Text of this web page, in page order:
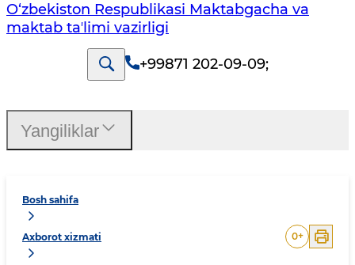
O‘zbekiston Respublikasi Maktabgacha va
maktab taʼlimi vazirligi
+99871 202-09-09;
Bosh sahifa
Axborot xizmati 0+
Yangiliklar